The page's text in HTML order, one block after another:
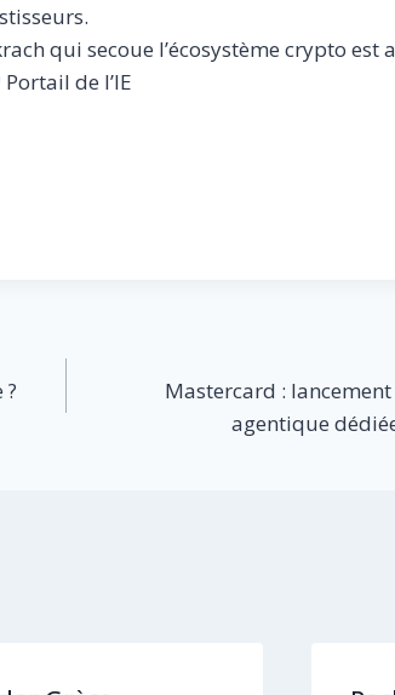
qui secoue l’écosystème crypto est
Portail de l’IE
Mastercard : lancement
agentique